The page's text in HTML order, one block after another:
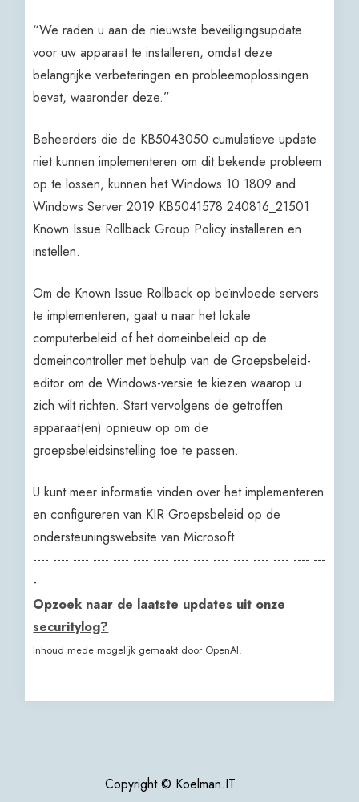
“We raden u aan de nieuwste beveiligingsupdate
voor uw apparaat te installeren, omdat deze
belangrijke verbeteringen en probleemoplossingen
bevat, waaronder deze.”
Beheerders die de KB5043050 cumulatieve update
niet kunnen implementeren om dit bekende probleem
op te lossen, kunnen het Windows 10 1809 and
Windows Server 2019 KB5041578 240816_21501
Known Issue Rollback Group Policy installeren en
instellen.
Om de Known Issue Rollback op beïnvloede servers
te implementeren, gaat u naar het lokale
computerbeleid of het domeinbeleid op de
domeincontroller met behulp van de Groepsbeleid-
editor om de Windows-versie te kiezen waarop u
zich wilt richten. Start vervolgens de getroffen
apparaat(en) opnieuw op om de
groepsbeleidsinstelling toe te passen.
U kunt meer informatie vinden over het implementeren
en configureren van KIR Groepsbeleid op de
ondersteuningswebsite van Microsoft.
---- ---- ---- ---- ---- ---- ---- ---- ---- ---- ---- ---- ---- ---- ---
-
Opzoek naar de laatste updates uit onze
securitylog?
Inhoud mede mogelijk gemaakt door OpenAI.
Copyright © Koelman.IT.